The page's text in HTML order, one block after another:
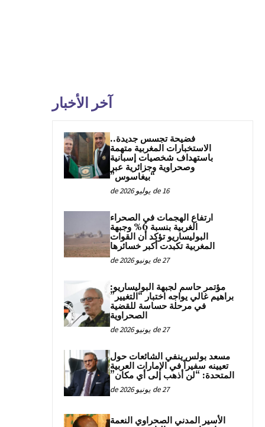
آخر الأخبار
فضيحة تجسس جديدة..
الاستخبارات المغربية متهمة
باستهداف شخصيات إسبانية
وصحراوية وجزائرية عبر
“بيغاسوس”
16 de يوليو de 2026
ارتفاع الهجمات في الصحراء
الغربية بنسبة 6% وجبهة
البوليساريو تؤكد أن القوات
المغربية تكبدت أكبر خسائرها
27 de يونيو de 2026
مؤتمر حاسم لجبهة البوليساريو:
براهيم غالي يواجه اختبار “التغيير”
في مرحلة حساسة للقضية
الصحراوية
27 de يونيو de 2026
مسعد بولس ينفي الشائعات حول
تعيينه سفيراً في الإمارات العربية
المتحدة: “لن أذهب إلى أي مكان”
27 de يونيو de 2026
الأسير المدني الصحراوي النعمة